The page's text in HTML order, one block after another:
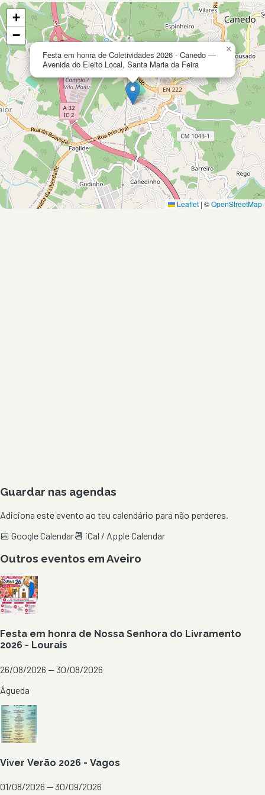
Festa em honra de Coletividades 2026 - Canedo —
Avenida do Eleito Local, Santa Maria da Feira
×
+
−
Leaflet | ©OpenStreetMap
Guardar nas agendas
Adiciona este evento ao teu calendário para não perderes.
📅 Google Calendar📆 iCal / Apple Calendar
Outros eventos emAveiro
Festa em honra de Nossa Senhora do Livramento
2026 - Lourais
26/08/2026 — 30/08/2026
Águeda
Viver Verão 2026 - Vagos
01/08/2026 — 30/09/2026